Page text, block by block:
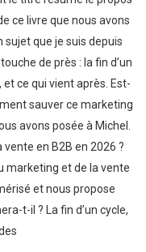
ce livre que nous avons
que je suis depuis
de près : la fin d’un
ce qui vient après. Est-
sauver ce marketing
avons posée à Michel.
vente en B2B en 2026 ?
marketing et de la vente
et nous propose
t-il ? La fin d’un cycle,